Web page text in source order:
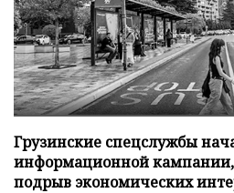
Грузинские спецслужбы
информационной
подрыв экономических